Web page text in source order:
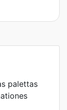
palettas